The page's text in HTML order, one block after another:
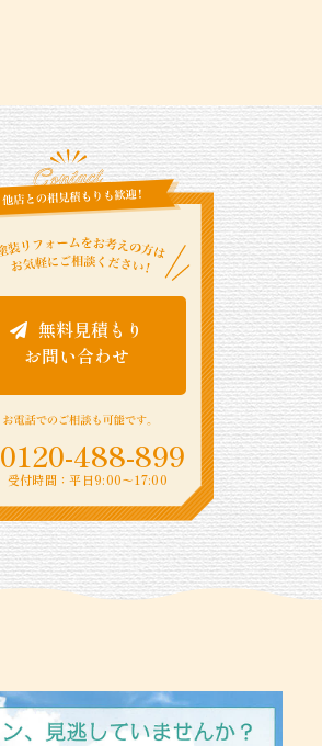
無料見積もり
お問い合わせ
0120-488-899
受付時間：平日9:00〜17:00